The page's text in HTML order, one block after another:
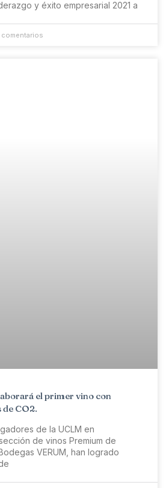
y éxito empresarial 2021 a
comentarios
el primer vino con
de CO2.
de la UCLM en
de vinos Premium de
VERUM, han logrado